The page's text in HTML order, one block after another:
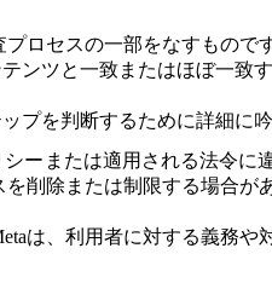
ロセスの一部をなすもの
ンツと一致またはほぼ一致
プを判断するために詳細に
ーまたは適用される法令に
削除または制限する場合
は、利用者に対する義務